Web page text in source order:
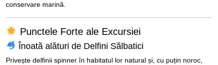
conservare marină.
Punctele Forte ale Excursiei
Înoată alături de Delfini Sălbatici
Privește delfinii spinner în habitatul lor natural și, cu puțin noroc,